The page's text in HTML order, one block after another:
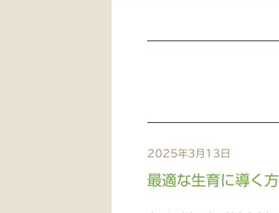
2025年3月13日
最適な生育に導く